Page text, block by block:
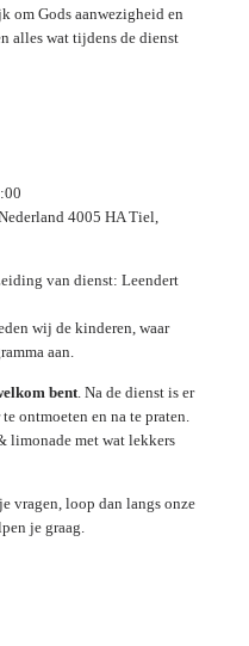
om Gods aanwezigheid en
alles wat tijdens de dienst
4005 HA Tiel,
van dienst: Leendert
wij de kinderen, waar
aan.
bent. Na de dienst is er
ontmoeten en na te praten.
limonade met wat lekkers
vragen, loop dan langs onze
je graag.